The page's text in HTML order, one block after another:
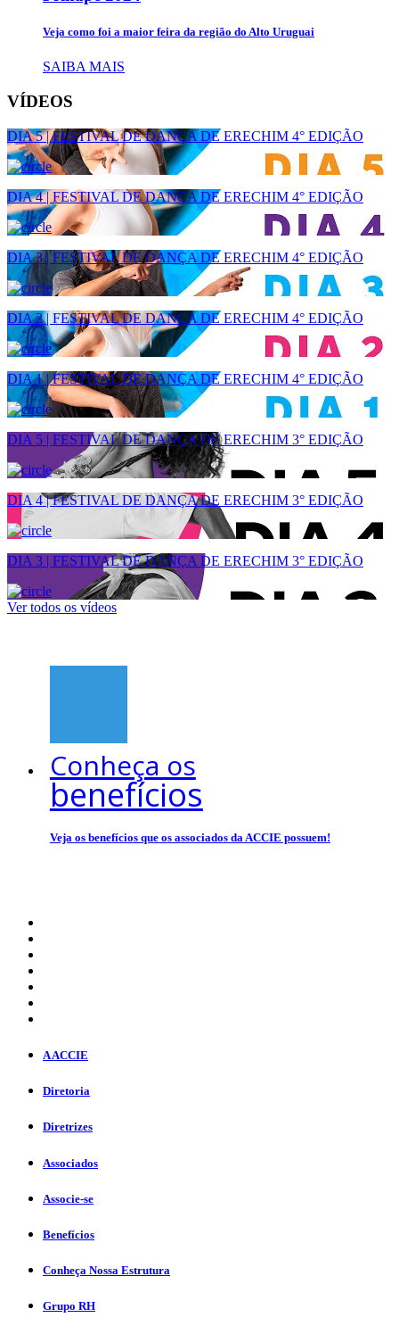
Veja como foi a maior feira da região do Alto Uruguai
SAIBA MAIS
VÍDEOS
DIA 5 | FESTIVAL DE DANÇA DE ERECHIM 4° EDIÇÃO
DIA 4 | FESTIVAL DE DANÇA DE ERECHIM 4° EDIÇÃO
DIA 3 | FESTIVAL DE DANÇA DE ERECHIM 4° EDIÇÃO
DIA 2 | FESTIVAL DE DANÇA DE ERECHIM 4° EDIÇÃO
DIA 1 | FESTIVAL DE DANÇA DE ERECHIM 4° EDIÇÃO
DIA 5 | FESTIVAL DE DANÇA DE ERECHIM 3° EDIÇÃO
DIA 4 | FESTIVAL DE DANÇA DE ERECHIM 3° EDIÇÃO
DIA 3 | FESTIVAL DE DANÇA DE ERECHIM 3° EDIÇÃO
Ver todos os vídeos
Conheça os
benefícios
Veja os benefícios que os associados da ACCIE possuem!
A ACCIE
Diretoria
Diretrizes
Associados
Associe-se
Benefícios
Conheça Nossa Estrutura
Grupo RH